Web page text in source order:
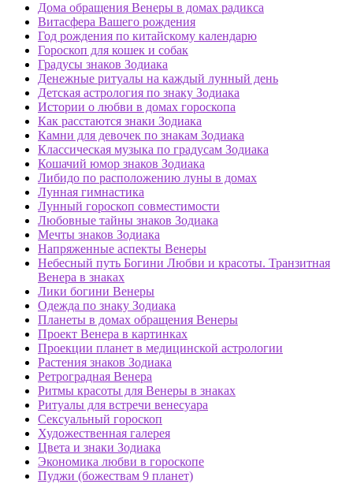
Дома обращения Венеры в домах радикса
Витасфера Вашего рождения
Год рождения по китайскому календарю
Гороскоп для кошек и собак
Градусы знаков Зодиака
Денежные ритуалы на каждый лунный день
Детская астрология по знаку Зодиака
Истории о любви в домах гороскопа
Как расстаются знаки Зодиака
Камни для девочек по знакам Зодиака
Классическая музыка по градусам Зодиака
Кошачий юмор знаков Зодиака
Либидо по расположению луны в домах
Лунная гимнастика
Лунный гороскоп совместимости
Любовные тайны знаков Зодиака
Мечты знаков Зодиака
Напряженные аспекты Венеры
Небесный путь Богини Любви и красоты. Транзитная
Венера в знаках
Лики богини Венеры
Одежда по знаку Зодиака
Планеты в домах обращения Венеры
Проект Венера в картинках
Проекции планет в медицинской астрологии
Растения знаков Зодиака
Ретроградная Венера
Ритмы красоты для Венеры в знаках
Ритуалы для встречи венесуара
Сексуальный гороскоп
Художественная галерея
Цвета и знаки Зодиака
Экономика любви в гороскопе
Пуджи (божествам 9 планет)